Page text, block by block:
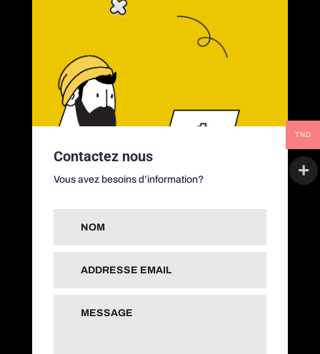
Contactez nous
Vous avez besoins d’information?
TND